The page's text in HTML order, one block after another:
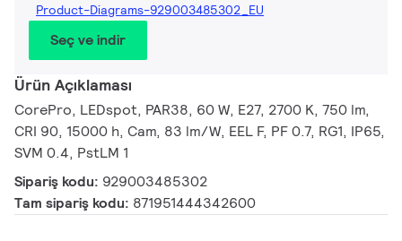
Product-Diagrams-929003485302_EU
Seç ve indir
Ürün Açıklaması
CorePro, LEDspot, PAR38, 60 W, E27, 2700 K, 750 lm,
CRI 90, 15000 h, Cam, 83 lm/W, EEL F, PF 0.7, RG1, IP65,
SVM 0.4, PstLM 1
Sipariş kodu: 929003485302
Tam sipariş kodu: 871951444342600